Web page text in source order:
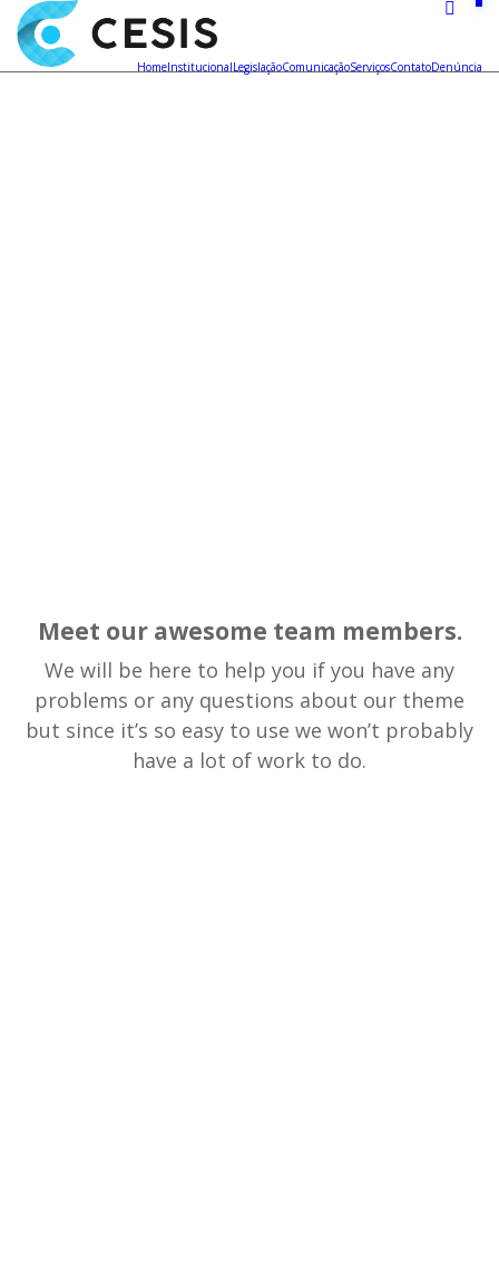
HomeInstitucionalLegislaçãoComunicaçãoServiçosContatoDenúncia
Meet our awesome team members.
We will be here to help you if you have any
problems or any questions about our theme
but since it’s so easy to use we won’t probably
have a lot of work to do.